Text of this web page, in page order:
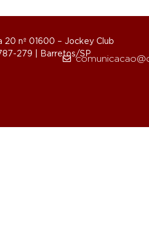
20 nº 01600 – Jockey Club
279 | Barretos/SP